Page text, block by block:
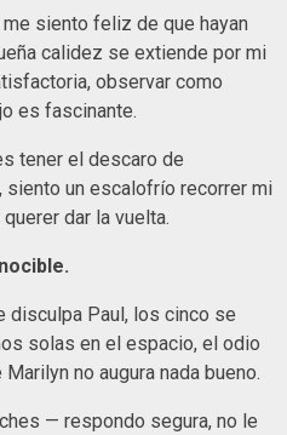
siento feliz de que hayan
calidez se extiende por mi
observar como
es fascinante.
tener el descaro de
un escalofrío recorrer mi
dar la vuelta.
Paul, los cinco se
solas en el espacio, el odio
no augura nada bueno.
— respondo segura, no le